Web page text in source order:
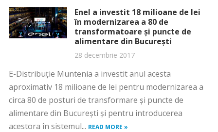
Enel a investit 18 milioane de lei
în modernizarea a 80 de
transformatoare şi puncte de
alimentare din Bucureşti
28 decembrie 2017
E-Distribuţie Muntenia a investit anul acesta
aproximativ 18 milioane de lei pentru modernizarea a
circa 80 de posturi de transformare şi puncte de
alimentare din Bucureşti şi pentru introducerea
acestora în sistemul... READ MORE »